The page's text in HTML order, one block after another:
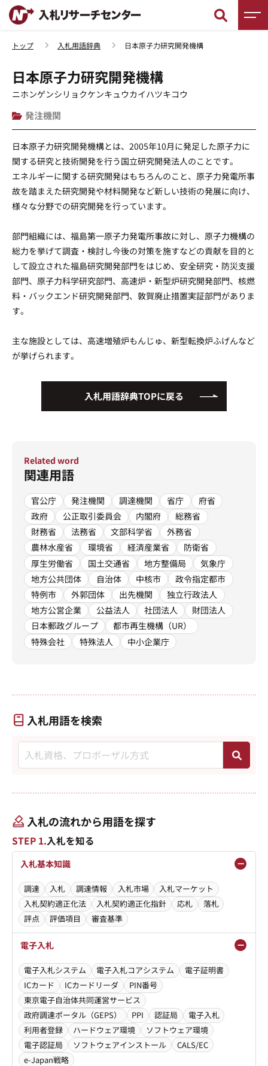
調査レポート
入札徹底ガイド
入札用語辞典
入札セミナー
入札無料相談
運営会社 プライバシーポリシー
トップ 入札用語辞典 日本原子力研究開発機構
日本原子力研究開発機構
ニホンゲンシリョクケンキュウカイハツキコウ
発注機関
日本原子力研究開発機構とは、2005年10月に発足した原子力に
関する研究と技術開発を行う国立研究開発法人のことです。
エネルギーに関する研究開発はもちろんのこと、原子力発電所事
故を踏まえた研究開発や材料開発など新しい技術の発展に向け、
様々な分野での研究開発を行っています。
部門組織には、福島第一原子力発電所事故に対し、原子力機構の
総力を挙げて調査・検討し今後の対策を施すなどの貢献を目的と
して設立された福島研究開発部門をはじめ、安全研究・防災支援
部門、原子力科学研究部門、高速炉・新型炉研究開発部門、核燃
料・バックエンド研究開発部門、敦賀廃止措置実証部門がありま
す。
主な施設としては、高速増殖炉もんじゅ、新型転換炉ふげんなど
が挙げられます。
入札用語辞典TOPに戻る
Related word
関連用語
官公庁 発注機関 調達機関 省庁
府省
政府
公正取引委員会 内閣府
総務省
財務省
法務省 文部科学省
外務省
農林水産省
環境省 経済産業省
防衛省
厚生労働省
国土交通省 地方整備局
気象庁
地方公共団体
自治体 中核市
政令指定都市
特例市
外郭団体 出先機関
独立行政法人
地方公営企業
公益法人 社団法人
財団法人
日本郵政グループ
都市再生機構（UR）
特殊会社
特殊法人 中小企業庁
入札用語を検索
入札の流れから用語を探す
STEP 1.入札を知る
入札基本知識
調達 入札 調達情報 入札市場
入札マーケット
入札契約適正化法
入札契約適正化指針 応札
落札
評点
評価項目 審査基準
電子入札
電子入札システム 電子入札コアシステム
電子証明書
ICカード
ICカードリーダ
PIN番号
東京電子自治体共同運営サービス
政府調達ポータル（GEPS）
PPI 認証局
電子入札
利用者登録
ハードウェア環境
ソフトウェア環境
電子認証局
ソフトウェアインストール
CALS/EC
e-Japan戦略